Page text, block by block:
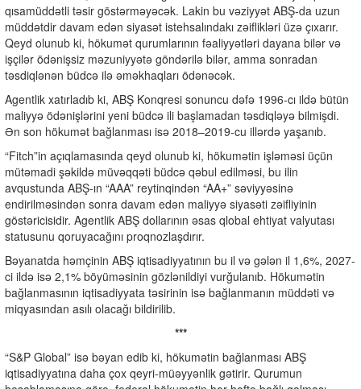
qısamüddətli təsir göstərməyəcək. Lakin bu vəziyyət ABŞ-da uzun
müddətdir davam edən siyasət istehsalındakı zəiflikləri üzə çıxarır.
Qeyd olunub ki, hökumət qurumlarının fəaliyyətləri dayana bilər və
işçilər ödənişsiz məzuniyyətə göndərilə bilər, amma sonradan
təsdiqlənən büdcə ilə əməkhaqları ödənəcək.
Agentlik xatırladıb ki, ABŞ Konqresi sonuncu dəfə 1996-cı ildə bütün
maliyyə ödənişlərini yeni büdcə ili başlamadan təsdiqləyə bilmişdi.
Ən son hökumət bağlanması isə 2018–2019-cu illərdə yaşanıb.
“Fitch”in açıqlamasında qeyd olunub ki, hökumətin işləməsi üçün
mütəmadi şəkildə müvəqqəti büdcə qəbul edilməsi, bu ilin
avqustunda ABŞ-ın “AAA” reytinqindən “AA+” səviyyəsinə
endirilməsindən sonra davam edən maliyyə siyasəti zəifliyinin
göstəricisidir. Agentlik ABŞ dollarının əsas qlobal ehtiyat valyutası
statusunu qoruyacağını proqnozlaşdırır.
Bəyanatda həmçinin ABŞ iqtisadiyyatının bu il və gələn il 1,6%, 2027-
ci ildə isə 2,1% böyüməsinin gözlənildiyi vurğulanıb. Hökumətin
bağlanmasının iqtisadiyyata təsirinin isə bağlanmanın müddəti və
miqyasından asılı olacağı bildirilib.
***
“S&P Global” isə bəyan edib ki, hökumətin bağlanması ABŞ
iqtisadiyyatına daha çox qeyri-müəyyənlik gətirir. Qurumun